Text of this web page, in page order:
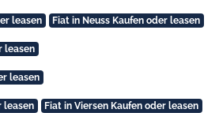
leasen Fiat in Neuss Kaufen oder leasen
leasen
leasen
leasen Fiat in Viersen Kaufen oder leasen